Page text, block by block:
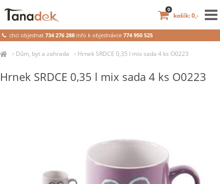
› Dům, byt a zahrada › Hrnek SRDCE 0,35 l mix sada 4 ks O0223
Hrnek SRDCE 0,35 l mix sada 4 ks O0223
chci objednat734 276 288 info k objednávce 774 950 525
košík: 0,-
0